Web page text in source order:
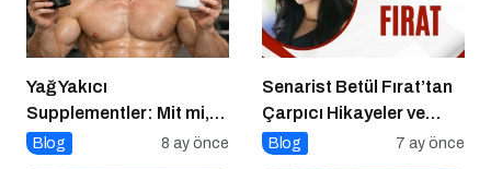
Yağ Yakıcı
Supplementler: Mit mi,
Gerçek mi?
Blog 8 ay önce
Senarist Betül Fırat’tan
Çarpıcı Hikayeler ve
Şarkılar
Blog 7 ay önce